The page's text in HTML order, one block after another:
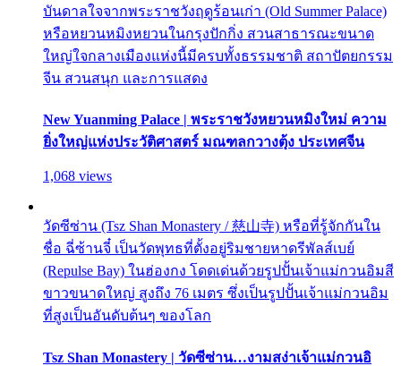
บันดาลใจจากพระราชวังฤดูร้อนเก่า (Old Summer Palace)
หรือหยวนหมิงหยวนในกรุงปักกิ่ง สวนสาธารณะขนาด
ใหญ่ใจกลางเมืองแห่งนี้มีครบทั้งธรรมชาติ สถาปัตยกรรม
จีน สวนสนุก และการแสดง
New Yuanming Palace | พระราชวังหยวนหมิงใหม่ ความ
ยิ่งใหญ่แห่งประวัติศาสตร์ มณฑลกวางตุ้ง ประเทศจีน
1,068 views
วัดซีซ่าน (Tsz Shan Monastery / 慈山寺) หรือที่รู้จักกันใน
ชื่อ ฉี่ซ้านจี๋ เป็นวัดพุทธที่ตั้งอยู่ริมชายหาดรีพัลส์เบย์
(Repulse Bay) ในฮ่องกง โดดเด่นด้วยรูปปั้นเจ้าแม่กวนอิมสี
ขาวขนาดใหญ่ สูงถึง 76 เมตร ซึ่งเป็นรูปปั้นเจ้าแม่กวนอิม
ที่สูงเป็นอันดับต้นๆ ของโลก
Tsz Shan Monastery | วัดซีซ่าน…งามสง่าเจ้าแม่กวนอิ